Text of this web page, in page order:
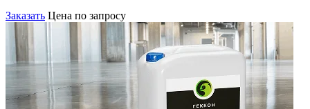
Заказать Цена по запросу